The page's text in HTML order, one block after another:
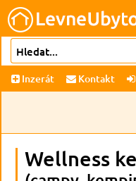
Inzerát Kontakt
Wellness